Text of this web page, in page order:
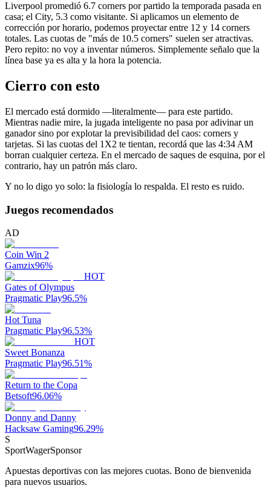
Liverpool promedió 6.7 corners por partido la temporada pasada en
casa; el City, 5.3 como visitante. Si aplicamos un elemento de
corrección por horario, podemos proyectar entre 12 y 14 corners
totales. Las cuotas de "más de 10.5 corners" suelen ser atractivas.
Pero repito: no voy a inventar números. Simplemente señalo que la
línea base ya es alta y la hora la potencia.
Cierro con esto
El mercado está dormido —literalmente— para este partido.
Mientras nadie mire, la jugada inteligente no pasa por adivinar un
ganador sino por explotar la previsibilidad del caos: corners y
tarjetas. Si las cuotas del 1X2 te tientan, recordá que las 4:34 AM
borran cualquier certeza. En el mercado de saques de esquina, por el
contrario, hay un patrón más claro.
Y no lo digo yo solo: la fisiología lo respalda. El resto es ruido.
Juegos recomendados
AD
Coin Win 2
Gamzix96%
HOT
Gates of Olympus
Pragmatic Play96.5%
Hot Tuna
Pragmatic Play96.53%
HOT
Sweet Bonanza
Pragmatic Play96.51%
Return to the Copa
Betsoft96.06%
Donny and Danny
Hacksaw Gaming96.29%
S
SportWagerSponsor
Apuestas deportivas con las mejores cuotas. Bono de bienvenida
para nuevos usuarios.